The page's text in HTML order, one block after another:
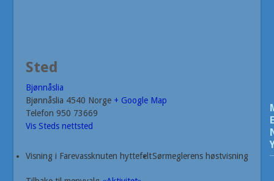
Sted
Bjønnåslia
Bjønnåslia 4540 Norge + Google Map
Telefon 950 73669
Vis Steds nettsted
Visning i Farevassknuten hyttefeltSørmeglerens høstvisning
E